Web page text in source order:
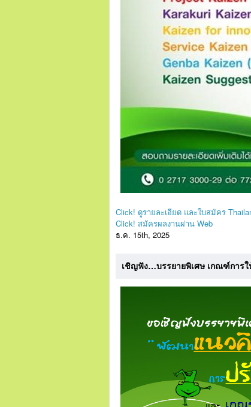
Click! ดูรายละเอียด และใบสมัคร
Click! สมัครผลงานผ่าน Web
ธ.ค. 15th, 2025
เชิญฟัง…บรรยายพิเศษ เกณฑ์การ